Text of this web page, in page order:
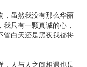
虽然我没有那么华丽
只有一颗真诚的心，
管白天还是黑夜我都将
人与人之间相遇也是